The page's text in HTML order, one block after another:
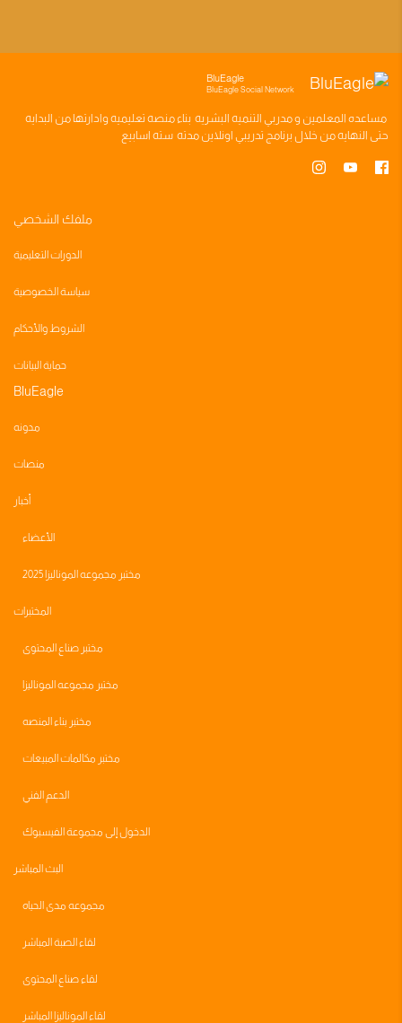
BluEagle
BluEagle Social Network
مساعده المعلمين ومدربي التنميه البشريه بناءمنصه تعليميه وادارتها من البدايه
حتى النهايه من خلال برنامج تدريبي اونلاين مدته سته اسابيع
ملفك الشخصي
الدورات التعليمية
سياسة الخصوصية
الشروط والأحكام
حماية البيانات
BluEagle
مدونه
منصات
أخبار
الأعضاء
مختبر مجموعه الموناليزا 2025
المختبرات
مختبر صناع المحتوى
مختبر مجموعه الموناليزا
مختبر بناء المنصه
مختبر مكالمات المبيعات
الدعم الفني
الدخول إلى مجموعة الفيسبوك
البث المباشر
مجموعه مدى الحياه
لقاء الصبة المباشر
لقاء صناع المحتوى
لقاء الموناليزا المباشر